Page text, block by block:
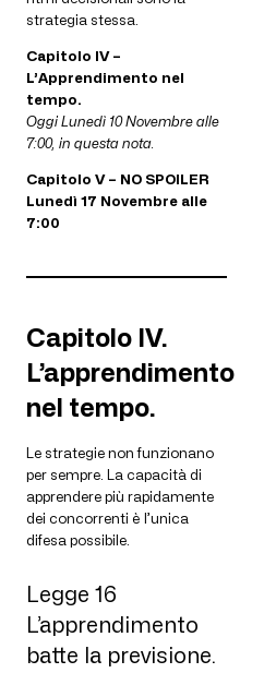
strategia stessa.
Capitolo IV –
L’Apprendimento nel
tempo.
Oggi Lunedì 10 Novembre alle
7:00, in questa nota.
Capitolo V – NO SPOILER
Lunedì 17 Novembre alle
7:00
Capitolo IV.
L’apprendimento
nel tempo.
Le strategie non funzionano
per sempre. La capacità di
apprendere più rapidamente
dei concorrenti è l’unica
difesa possibile.
Legge 16
L’apprendimento
batte la previsione.